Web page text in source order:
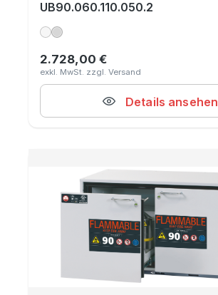
UB90.060.110.050.2
Regulärer Preis:
2.728,00 €
Details ansehen